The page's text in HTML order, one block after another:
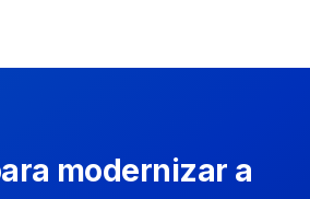
modernizar a